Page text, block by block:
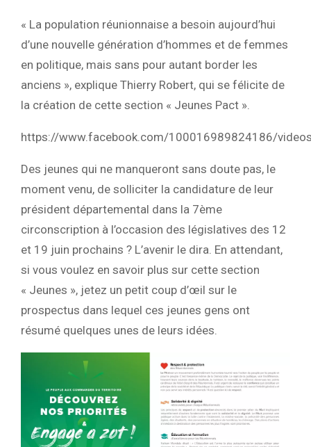
« La population réunionnaise a besoin aujourd’hui
d’une nouvelle génération d’hommes et de femmes
en politique, mais sans pour autant border les
anciens », explique Thierry Robert, qui se félicite de
la création de cette section « Jeunes Pact ».
https://www.facebook.com/100016989824186/
Des jeunes qui ne manqueront sans doute pas, le
moment venu, de solliciter la candidature de leur
président départemental dans la 7ème
circonscription à l’occasion des législatives des 12
et 19 juin prochains ? L’avenir le dira. En attendant,
si vous voulez en savoir plus sur cette section
« Jeunes », jetez un petit coup d’œil sur le
prospectus dans lequel ces jeunes gens ont
résumé quelques unes de leurs idées.